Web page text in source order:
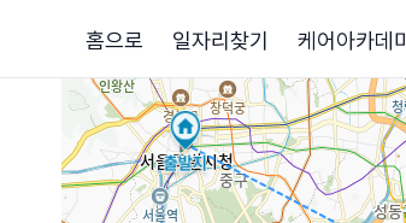
홈으로 일자리찾기 케어아카데미